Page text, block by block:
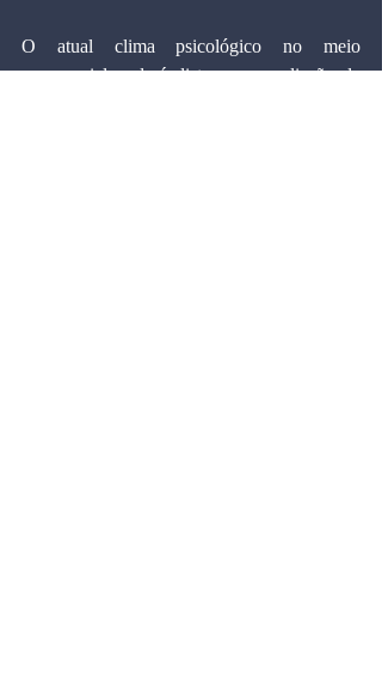
O atual clima psicológico no meio
empresarial poderá distorcer a avaliação da